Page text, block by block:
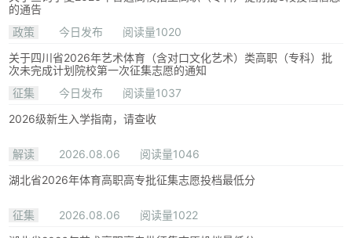
的通告
政策
今日发布
阅读量1020
关于四川省2026年艺术体育（含对口文化艺术）类高职（专科）批
次未完成计划院校第一次征集志愿的通知
征集
今日发布
阅读量1037
2026级新生入学指南，请查收
解读 2026.08.06
阅读量1046
湖北省2026年体育高职高专批征集志愿投档最低分
征集 2026.08.06
阅读量1022